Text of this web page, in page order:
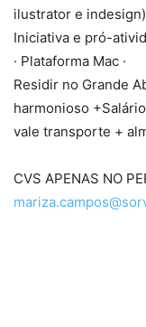
ilustrator e
Iniciativa e pró-
· Plataforma Mac ·
Residir no Grande
harmonioso
vale transporte +
CVS APENAS NO